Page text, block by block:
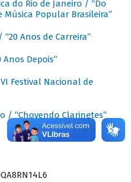
do Rio de Janeiro / “Do
Música Popular Brasileira”
Anos de Carreira”
Anos Depois”
Festival Nacional de
/ “Chovendo Clarinetes”